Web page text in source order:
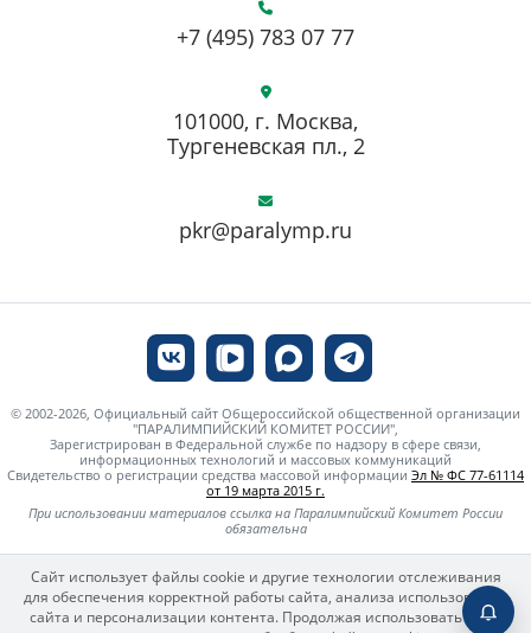
+7 (495) 783 07 77
pkr@paralymp.ru
101000, г. Москва,
Тургеневская пл., 2
© 2002-2026, Официальный сайт Общероссийской общественной организации
"ПАРАЛИМПИЙСКИЙ КОМИТЕТ РОССИИ",
Зарегистрирован в Федеральной службе по надзору в сфере связи,
информационных технологий и массовых коммуникаций
Свидетельство о регистрации средства массовой информации Эл № ФС 77-61114
от 19 марта 2015 г.
При использовании материалов ссылка на Паралимпийский Комитет России
обязательна
Сайт использует файлы cookie и другие технологии отслеживания
для обеспечения корректной работы сайта, анализа использования
сайта и персонализации контента. Продолжая использовать сайт,